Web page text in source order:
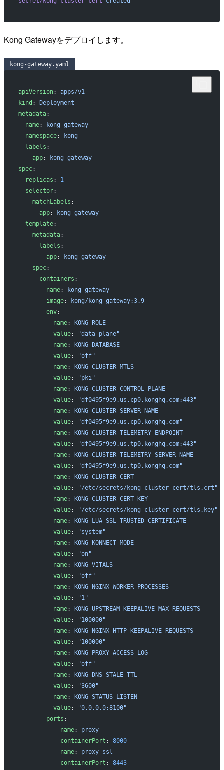
Kong Gatewayをデプロイします。
kong-gateway.yaml
apiVersion: apps/v1
kind :
Deployment
metadata:
  name
:
kong-gateway
  namespace
:
kong
  labels
:
    app
:
kong-gateway
spec:
  replicas
: 1
  selector
:
    matchLabels
:
      app
:
kong-gateway
  template
:
    metadata
:
      labels
:
        app
:
kong-gateway
    spec
:
      containers
:
      -
name:
kong-gateway
        image
:
kong/kong-gateway:3.9
        env
:
        -
name:
KONG_ROLE
          value
:
"data_plane"
        -
name:
KONG_DATABASE
          value
:
"off"
        -
name:
KONG_CLUSTER_MTLS
          value
:
"pki"
        -
name:
KONG_CLUSTER_CONTROL_PLANE
          value
:
"df0495f9e9.us.cp0.konghq.com:443"
        -
name:
KONG_CLUSTER_SERVER_NAME
          value
:
"df0495f9e9.us.cp0.konghq.com"
        -
name:
KONG_CLUSTER_TELEMETRY_ENDPOINT
          value
:
"df0495f9e9.us.tp0.konghq.com:443"
        -
name:
KONG_CLUSTER_TELEMETRY_SERVER_NAME
          value
:
"df0495f9e9.us.tp0.konghq.com"
        -
name:
KONG_CLUSTER_CERT
          value
:
"/etc/secrets/kong-cluster-cert/tls.crt"
        -
name:
KONG_CLUSTER_CERT_KEY
          value
:
"/etc/secrets/kong-cluster-cert/tls.key"
        -
name:
KONG_LUA_SSL_TRUSTED_CERTIFICATE
          value
:
"system"
        -
name:
KONG_KONNECT_MODE
          value
:
"on"
        -
name:
KONG_VITALS
          value
:
"off"
        -
name:
KONG_NGINX_WORKER_PROCESSES
          value
:
"1"
        -
name:
KONG_UPSTREAM_KEEPALIVE_MAX_REQUESTS
          value
:
"100000"
        -
name:
KONG_NGINX_HTTP_KEEPALIVE_REQUESTS
          value
:
"100000"
        -
name:
KONG_PROXY_ACCESS_LOG
          value
:
"off"
        -
name:
KONG_DNS_STALE_TTL
          value
:
"3600"
        -
name:
KONG_STATUS_LISTEN
          value
:
"0.0.0.0:8100"
        ports
:
          -
name: proxy
            containerPort
: 8000
          -
name: proxy-ssl
            containerPort
: 8443